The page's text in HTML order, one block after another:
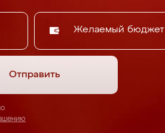
Желаемый бюджет
Отправить